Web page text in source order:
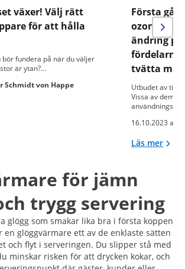
växer! Välj rätt
för att hålla
fundera på när du väljer
är ytan?…
Schmidt von Happe
Första
ändring
fördelarna
tvätta
Utbudet av
Vissa av dem
16.10.2023 av
Läs mer
för jämn
trygg servering
glögg som smakar lika bra i första koppen
en glöggvärmare ett av de enklaste sätten
och flyt i serveringen. Du slipper stå med
minskar risken för att drycken kokar, och